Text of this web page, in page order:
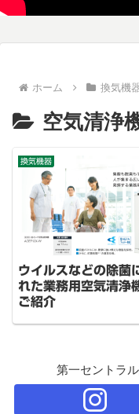
ホーム 換気機
空気清浄
換気機器
ウイルスなどの除菌
れた業務用空気清浄
ご紹介
第一セントラ